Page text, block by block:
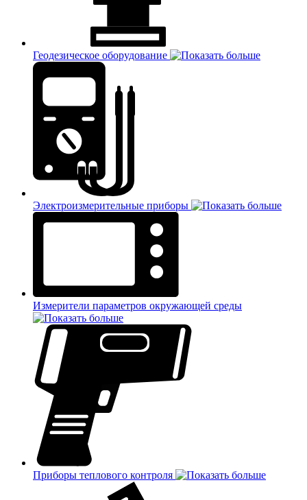
Геодезическое оборудование
Электроизмерительные приборы
Измерители параметров окружающей среды
Приборы теплового контроля